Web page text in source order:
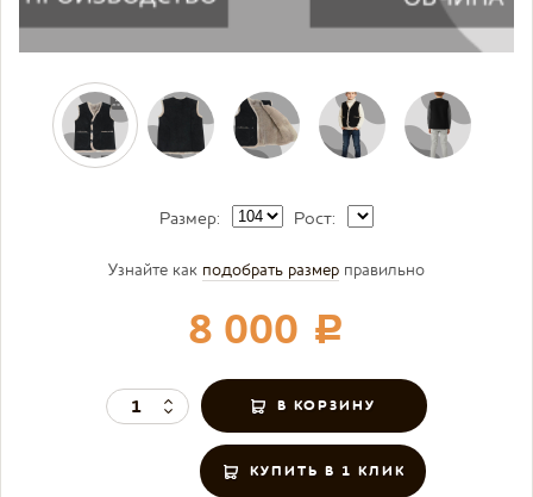
Узнайте как подобрать размер правильно
8 000 c
Размер: Рост:
КУПИТЬ В 1 КЛИК